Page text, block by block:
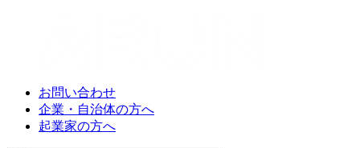
お問い合わせ
企業・自治体の方へ
起業家の方へ